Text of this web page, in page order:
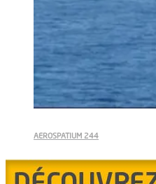
AEROSPATIUM 244